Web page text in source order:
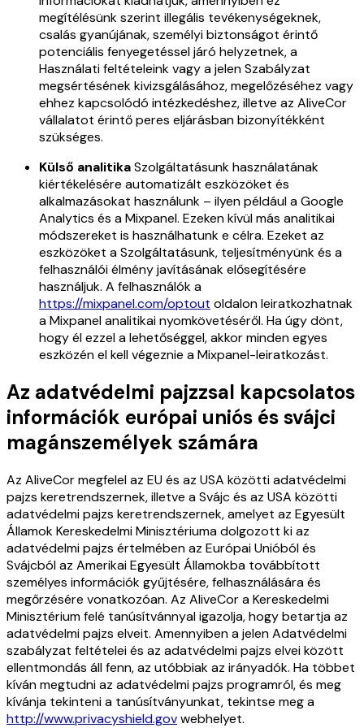
megítélésünk szerint illegális tevékenységeknek,
csalás gyanújának, személyi biztonságot érintő
potenciális fenyegetéssel járó helyzetnek, a
Használati feltételeink vagy a jelen Szabályzat
megsértésének kivizsgálásához, megelőzéséhez vagy
ehhez kapcsolódó intézkedéshez, illetve az AliveCor
vállalatot érintő peres eljárásban bizonyítékként
szükséges.
Külső analitikaSzolgáltatásunk használatának
kiértékelésére automatizált eszközöket és
alkalmazásokat használunk – ilyen például a Google
Analytics és a Mixpanel. Ezeken kívül más analitikai
módszereket is használhatunk e célra. Ezeket az
eszközöket a Szolgáltatásunk, teljesítményünk és a
felhasználói élmény javításának elősegítésére
használjuk. A felhasználók a
https://mixpanel.com/optout oldalon leiratkozhatnak
a Mixpanel analitikai nyomkövetéséről. Ha úgy dönt,
hogy él ezzel a lehetőséggel, akkor minden egyes
eszközén el kell végeznie a Mixpanel-leiratkozást.
Az adatvédelmi pajzzsal kapcsolatos
információk európai uniós és svájci
magánszemélyek számára
Az AliveCor megfelel az EU és az USA közötti adatvédelmi
pajzs keretrendszernek, illetve a Svájc és az USA közötti
adatvédelmi pajzs keretrendszernek, amelyet az Egyesült
Államok Kereskedelmi Minisztériuma dolgozott ki az
adatvédelmi pajzs értelmében az Európai Unióból és
Svájcból az Amerikai Egyesült Államokba továbbított
személyes információk gyűjtésére, felhasználására és
megőrzésére vonatkozóan. Az AliveCor a Kereskedelmi
Minisztérium felé tanúsítvánnyal igazolja, hogy betartja az
adatvédelmi pajzs elveit. Amennyiben a jelen Adatvédelmi
szabályzat feltételei és az adatvédelmi pajzs elvei között
ellentmondás áll fenn, az utóbbiak az irányadók. Ha többet
kíván megtudni az adatvédelmi pajzs programról, és meg
kívánja tekinteni a tanúsítványunkat, tekintse meg a
http://www.privacyshield.govwebhelyet.